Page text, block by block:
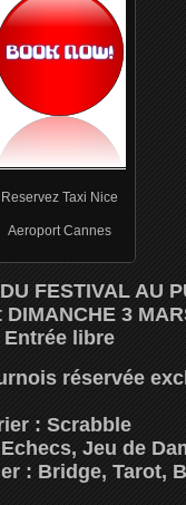
Reservez Taxi Nice
Aeroport Cannes
FESTIVAL AU
3
Entrée libre
réservée
: Scrabble
Jeu de
: Bridge, Tarot,